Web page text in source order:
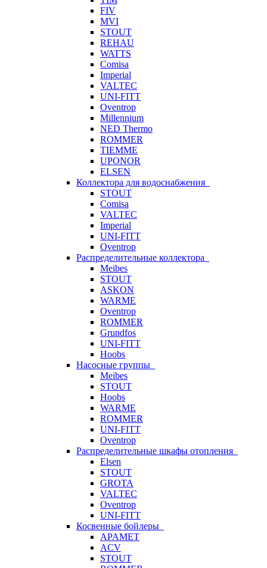
FIV
MVI
STOUT
REHAU
WATTS
Comisa
Imperial
VALTEC
UNI-FITT
Oventrop
Millennium
NED Thermo
ROMMER
TIEMME
UPONOR
ELSEN
Коллектора для водоснабжения
STOUT
Comisa
VALTEC
Imperial
UNI-FITT
Oventrop
Распределительные коллектора
Meibes
STOUT
ASKON
WARME
Oventrop
ROMMER
Grundfos
UNI-FITT
Hoobs
Насосные группы
Meibes
STOUT
Hoobs
WARME
ROMMER
UNI-FITT
Oventrop
Распределительные шкафы отопления
Elsen
STOUT
GROTA
VALTEC
Oventrop
UNI-FITT
Косвенные бойлеры
APAMET
ACV
STOUT